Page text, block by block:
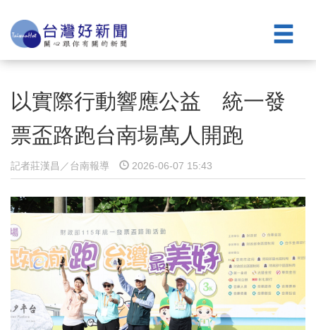
以實際行動響應公益 統一發
票盃路跑台南場萬人開跑
記者莊漢昌／台南報導 2026-06-07 15:43